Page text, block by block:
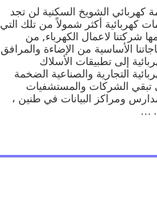
كهربائي الشويخ السكنية لن تجد
كهربائية أكثر شمولاً من تلك التي
شركتنا لاعمال الكهرباء, من
الأساسية من الإضاءة والمرافق
إلى تطبيقات الأسلاك
التجارية والصناعية الضخمة
تبقي الشركات والمستشفيات
ومراكز البيانات في طنين ،
…